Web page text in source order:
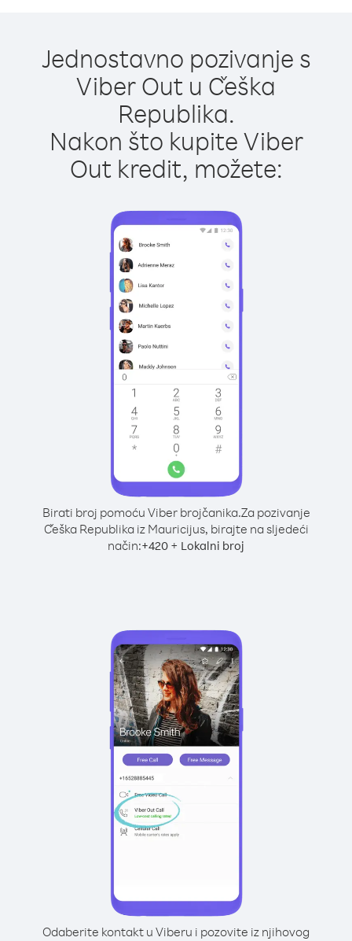
Jednostavno pozivanje s
Viber Out u Češka
Republika.
Nakon što kupite Viber
Out kredit, možete:
Birati broj pomoću Viber brojčanika.Za pozivanje
Češka Republika iz Mauricijus, birajte na sljedeći
način:+420 + Lokalni broj
Odaberite kontakt u Viberu i pozovite iz njihovog